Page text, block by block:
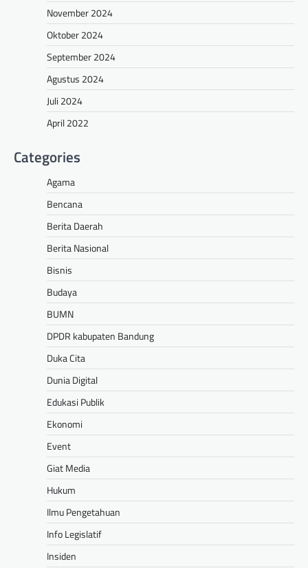
November 2024
Oktober 2024
September 2024
Agustus 2024
Juli 2024
April 2022
Categories
Agama
Bencana
Berita Daerah
Berita Nasional
Bisnis
Budaya
BUMN
DPDR kabupaten Bandung
Duka Cita
Dunia Digital
Edukasi Publik
Ekonomi
Event
Giat Media
Hukum
Ilmu Pengetahuan
Info Legislatif
Insiden